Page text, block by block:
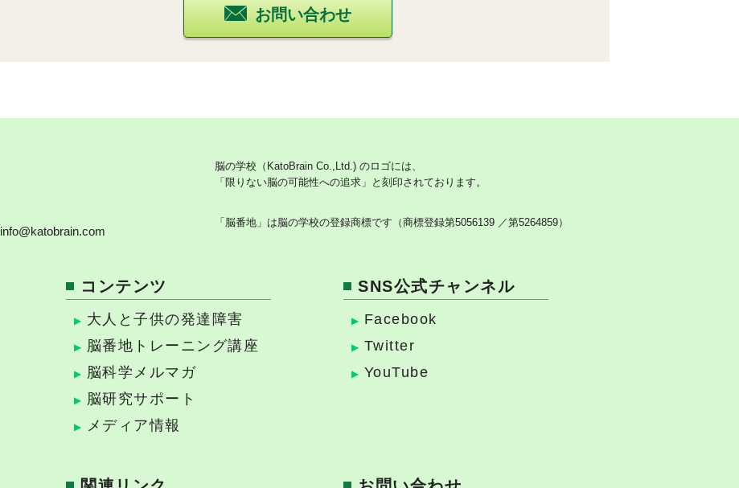
お問い合わせ
脳の学校（KatoBrain Co.,Ltd.) のロゴには、
「限りない脳の可能性への追求」と刻印されております。
「脳番地」は脳の学校の登録商標です （商標登録第5056139 ／第5264859）
info@katobrain.com
コンテンツ
大人と子供の発達障害
脳番地トレーニング講座
脳科学メルマガ
脳研究サポート
メディア情報
SNS公式チャンネル
Facebook
Twitter
YouTube